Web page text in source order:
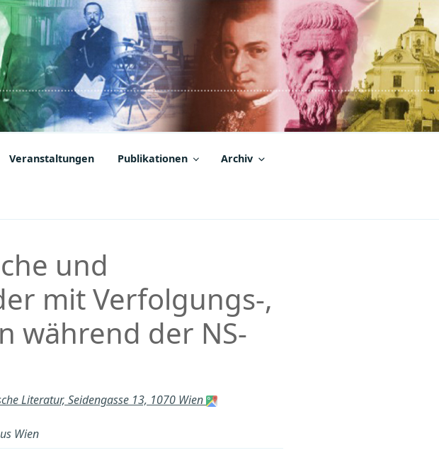
Veranstaltungen Publikationen Archiv
und
mit Verfolgungs-,
während der NS-
Literatur, Seidengasse 13, 1070 Wien
Wien